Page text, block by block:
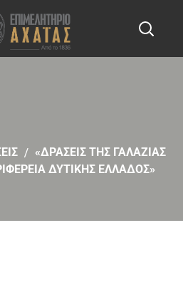
«ΔΡΑΣΕΙΣ ΤΗΣ ΓΑΛΑΖΙΑΣ
ΔΥΤΙΚΗΣ ΕΛΛΑΔΟΣ»